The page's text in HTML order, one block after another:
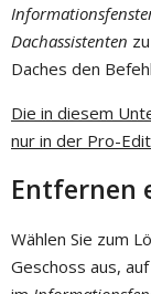
Dachassistenten
Daches den Befehl
Die in diesem
nur in der Pro-
Entfernen
Wählen Sie zum
Geschoss aus,